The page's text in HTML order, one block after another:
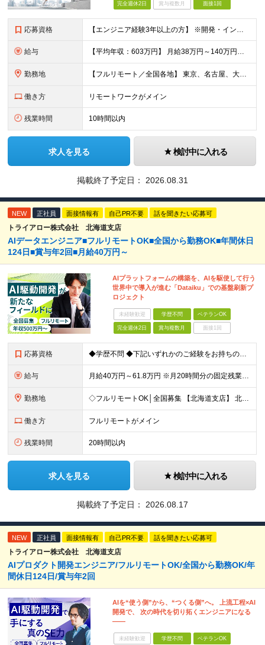
完全週休2日 賞与複数月 面接1回
応募資格 【エンジニア経験3年以上の方】 ※開発・インフラ・工程・言語一切不問 ※文理・学歴不問 【歓迎条件】 ◆Python実務経験がある方 ◆LLM・生成AIを使った開発経験がある方 ◆要件定義・顧客折衝
給与 【平均年収：603万円】 月給38万円～140万円＋諸手当（経験者） 【平均年収603万円】 ※案件の契約内容や昇給額などはすべて開示します。 ※経験や能力を考慮し決定します。 ※月給には固定残業
勤務地 【フルリモート／全国各地】 東京、名古屋、大阪、福岡を中心とした全国のプロジェクトにアサイン。 ※プロジェクトは完全選択制です。 ※フルリモート、ハイブリッド型、常駐案件から自由に選択可能です。 ※転
働き方 リモートワークがメイン
残業時間 10時間以内
求人を見る 検討中に入れる
掲載終了予定日： 2026.08.31
NEW 正社員 面接情報有 自己PR不要 話を聞きたい応募可
トライアロー株式会社 北海道支店
AIデータエンジニア■フルリモートOK■全国から勤務OK■年間休日
124日■賞与年2回■月給40万円～
AIプラットフォームの構築を、AIを駆使して行う
世界中で導入が進む「Dataiku」での基盤刷新プ
ロジェクト
未経験歓迎 学歴不問 ベテランOK
完全週休2日 賞与複数月 面接1回
応募資格 ◆学歴不問 ◆下記いずれかのご経験をお持ちの方 ・Webアプリケーション開発の実務経験（目安：7年以上） ・要件定義・基本設計など、上流工程の経験（目安：3年以上） ・Pythonでの開発経験（目安：
給与 月給40万円～61.8万円 ※月20時間分の固定残業代（58,000円～）を含む。超過時間分を別途支給 ※年齢、経験、スキル、前職給与などを考慮のうえ、決定いたします。 ※試用期間6ヶ月あり。期間中
勤務地 ◇フルリモートOK│全国募集 【北海道支店】 北海道札幌市中央区南一条西2丁目5番地 ※(変更の範囲)上記を除く当社関連勤務地 ※通勤不要
働き方 フルリモートがメイン
残業時間 20時間以内
求人を見る 検討中に入れる
掲載終了予定日： 2026.08.17
NEW 正社員 面接情報有 自己PR不要 話を聞きたい応募可
トライアロー株式会社 北海道支店
AIプロダクト開発エンジニア/フルリモートOK/全国から勤務OK/年
間休日124日/賞与年2回
AIを“使う側”から、“つくる側”へ。 上流工程×AI
開発で、 次の時代を切り拓くエンジニアになる
――
未経験歓迎 学歴不問 ベテランOK